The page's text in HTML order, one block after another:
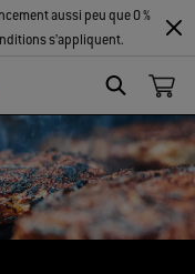
Search
aussi peu que 0 %
s’appliquent.